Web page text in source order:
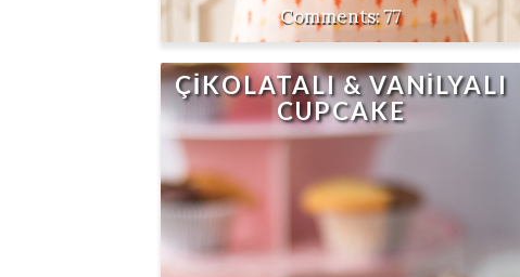
77
ÇİKOLATALI & VANİLYALI
CUPCAKE